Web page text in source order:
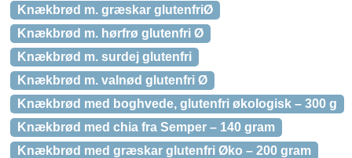
Knækbrød m. græskar glutenfriØ
Knækbrød m. hørfrø glutenfri Ø
Knækbrød m. surdej glutenfri
Knækbrød m. valnød glutenfri Ø
Knækbrød med boghvede, glutenfri økologisk – 300 g
Knækbrød med chia fra Semper – 140 gram
Knækbrød med græskar glutenfri Øko – 200 gram